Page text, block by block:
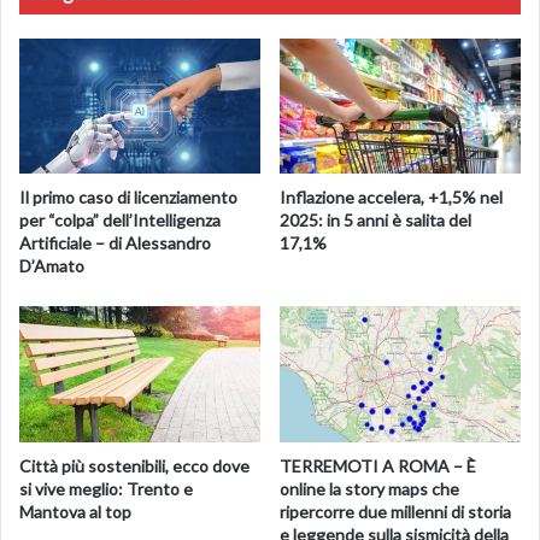
Fonte ansa.it
Il primo caso di licenziamento
per “colpa” dell’Intelligenza
Artificiale – di Alessandro
D’Amato
Inflazione accelera, +1,5% nel
2025: in 5 anni è salita del
17,1%
Città più sostenibili, ecco dove
si vive meglio: Trento e
Mantova al top
TERREMOTI A ROMA – È
online la story maps che
ripercorre due millenni di storia
e leggende sulla sismicità della